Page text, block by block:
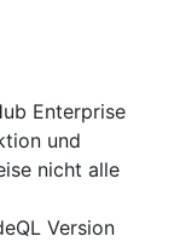
Enterprise
und
nicht alle
Version